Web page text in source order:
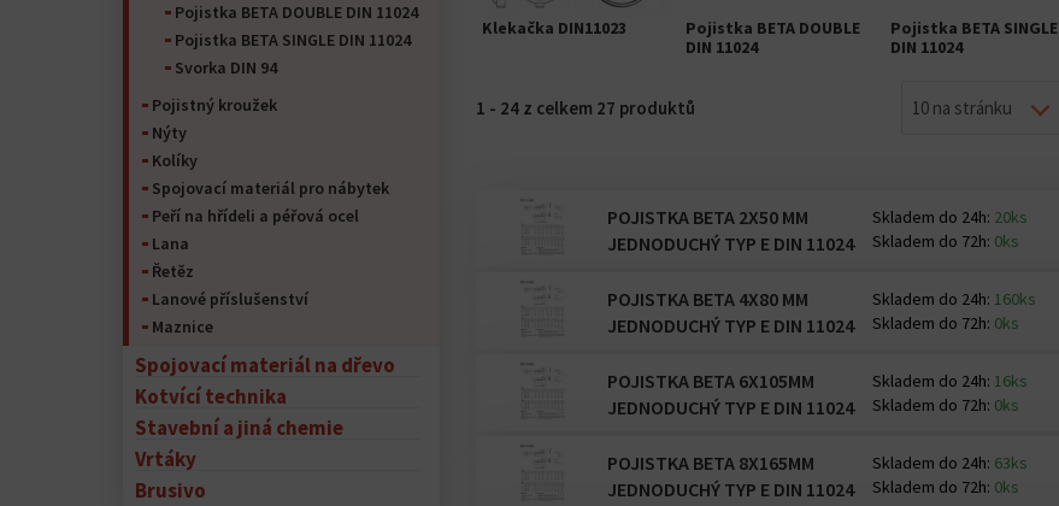
Pojistka BETA DOUBLE DIN 11024
Pojistka BETA SINGLE DIN 11024
Svorka DIN 94
Pojistný kroužek
Nýty
Kolíky
Spojovací materiál pro nábytek
Peří na hřídeli a péřová ocel
Lana
Řetěz
Lanové příslušenství
Maznice
Spojovací materiál na dřevo
Kotvící technika
Stavební a jiná chemie
Vrtáky
Brusivo
Klekačka DIN11023
Pojistka BETA DOUBLE
DIN 11024
Pojistka BETA SINGLE
DIN 11024
1 - 24 z celkem 27 produktů 10 na stránku
POJISTKA BETA 2X50 MM
JEDNODUCHÝ TYP E DIN 11024
Skladem do 24h: 20ks
Skladem do 72h: 0ks
POJISTKA BETA 4X80 MM
JEDNODUCHÝ TYP E DIN 11024
Skladem do 24h: 160ks
Skladem do 72h: 0ks
POJISTKA BETA 6X105MM
JEDNODUCHÝ TYP E DIN 11024
Skladem do 24h: 16ks
Skladem do 72h: 0ks
POJISTKA BETA 8X165MM
JEDNODUCHÝ TYP E DIN 11024
Skladem do 24h: 63ks
Skladem do 72h: 0ks